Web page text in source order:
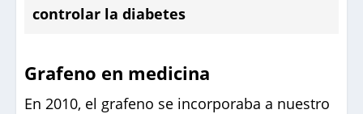
controlar la diabetes
Grafeno en medicina
En 2010, el grafeno se incorporaba a nuestro